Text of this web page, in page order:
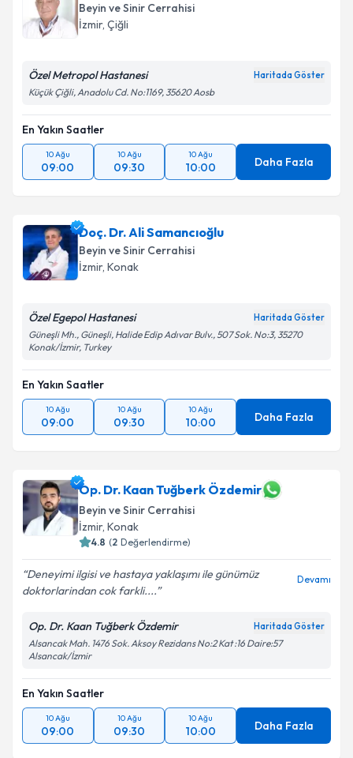
E-posta Adresiniz
Kişisel verilerimin işlenmesine ilişkin
Metni'ni okudum ve kişisel verilerimin belirtilen
kapsamda işlenmesini kabul ediyorum.
Takvim Talebini Gönder
Beyin ve Sinir Cerrahisi
İzmir, Çiğli
Özel Metropol Hastanesi Haritada Göster
Küçük Çiğli, Anadolu Cd. No:1169, 35620 Aosb
En Yakın Saatler
10 Ağu
09:00
10 Ağu
09:30
10 Ağu
10:00 Daha Fazla
Doç. Dr. Ali Samancıoğlu
Beyin ve Sinir Cerrahisi
İzmir, Konak
Özel Egepol Hastanesi Haritada Göster
Güneşli Mh., Güneşli, Halide Edip Adıvar Bulv., 507 Sok. No:3, 35270
Konak/İzmir, Turkey
En Yakın Saatler
10 Ağu
09:00
10 Ağu
09:30
10 Ağu
10:00 Daha Fazla
Op. Dr. Kaan Tuğberk Özdemir
Beyin ve Sinir Cerrahisi
İzmir, Konak
4.8 (2 Değerlendirme)
Deneyimi ilgisi ve hastaya yaklaşımı ile günümüz
doktorlarindan cok farkli....
Devamı
Op. Dr. Kaan Tuğberk Özdemir Haritada Göster
Alsancak Mah. 1476 Sok. Aksoy Rezidans No:2 Kat :16 Daire:57
Alsancak/İzmir
En Yakın Saatler
10 Ağu
09:00
10 Ağu
09:30
10 Ağu
10:00 Daha Fazla